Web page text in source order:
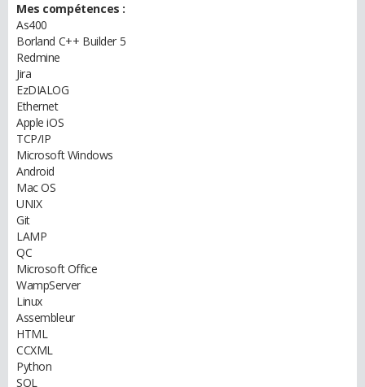
Mes compétences :
As400
Borland C++ Builder 5
Redmine
Jira
EzDIALOG
Ethernet
Apple iOS
TCP/IP
Microsoft Windows
Android
Mac OS
UNIX
Git
LAMP
QC
Microsoft Office
WampServer
Linux
Assembleur
HTML
CCXML
Python
SQL